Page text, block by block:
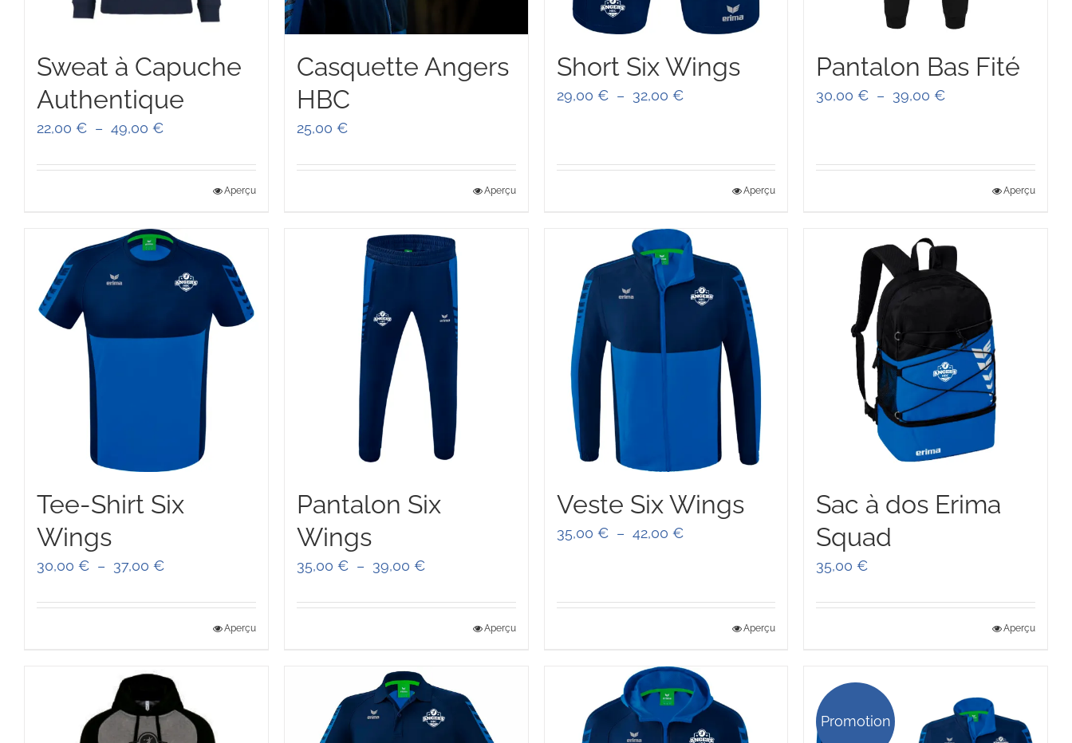
Sweat à Capuche
Authentique
22,00 € – 49,00 €Plage
à
49,00 €
Aperçu
Casquette Angers
HBC
25,00 €
Aperçu
Short Six Wings
29,00 € – 32,00 €Plage
29,00 €
Aperçu
Pantalon Bas Fité
30,00€ – 39,00€Plage
30,00 €
Aperçu
Tee-Shirt Six
Wings
30,00 € – 37,00 €Plage
37,00 €
Aperçu
Pantalon Six
Wings
35,00 € – 39,00 €Plage
39,00 €
Aperçu
Veste Six Wings
35,00 € – 42,00 €Plage
35,00 €
Aperçu
Sac à dos Erima
Squad
35,00€
Aperçu
Promotion